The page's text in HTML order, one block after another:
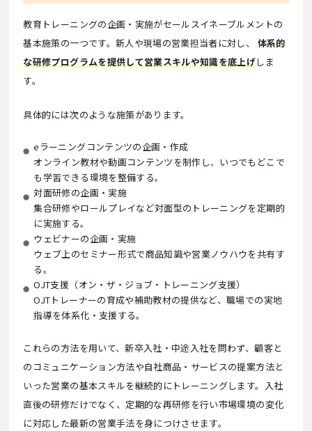
教育トレーニングの企画・実施がセールスイネーブルメントの
基本施策の一つです。新人や現場の営業担当者に対し、
体系的
な研修プログラムを提供して営業スキルや知識を底上げしま
す。
具体的には次のような施策があります。
eラーニングコンテンツの企画・作成
オンライン教材や動画コンテンツを制作し、いつでもどこで
も学習できる環境を整備する。
対面研修の企画・実施
集合研修やロールプレイなど対面型のトレーニングを定期的
に実施する。
ウェビナーの企画・実施
ウェブ上のセミナー形式で商品知識や営業ノウハウを共有す
る。
OJT支援（オン・ザ・ジョブ・トレーニング支援）
OJTトレーナーの育成や補助教材の提供など、職場での実地
指導を体系化・支援する。
これらの方法を用いて、新卒入社・中途入社を問わず、顧客と
のコミュニケーション方法や自社商品・サービスの提案方法と
いった営業の基本スキルを継続的にトレーニングします。入社
直後の研修だけでなく、定期的な再研修を行い市場環境の変化
に対応した最新の営業手法を身につけさせます。